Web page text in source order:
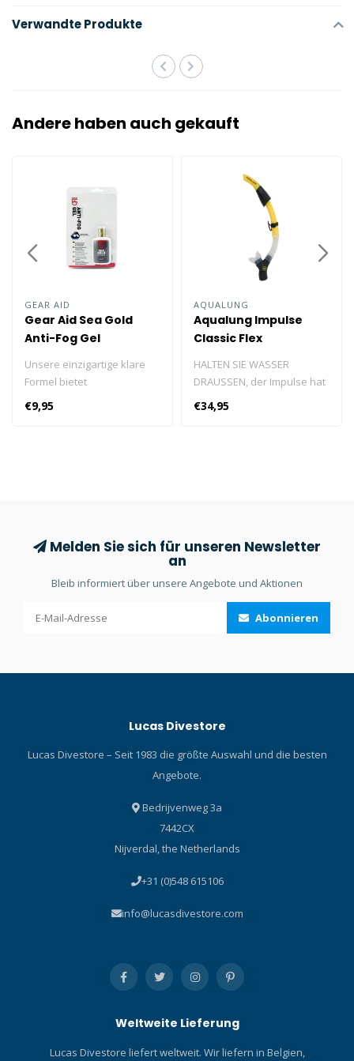
Verwandte Produkte
Andere haben auch gekauft
GEAR AID
Gear Aid Sea Gold
Anti-Fog Gel
Unsere einzigartige klare
Formel bietet
langanhaltenden Schutz vor
Beschlagen.
€9,95
AQUALUNG
Aqualung Impulse
Classic Flex
HALTEN SIE WASSER
DRAUSSEN, der Impulse hat
zwei Ventile: Wenn eine
Welle über dem Schnorchel
€34,95
Melden Sie sich für unseren Newsletter
an
Bleib informiert über unsere Angebote und Aktionen
Abonnieren
Lucas Divestore
Lucas Divestore – Seit 1983 die größte Auswahl und die besten
Angebote.
Bedrijvenweg 3a
7442CX
Nijverdal, the Netherlands
+31 (0)548 615106
info@lucasdivestore.com
Weltweite Lieferung
Lucas Divestore liefert weltweit. Wir liefern in Belgien,